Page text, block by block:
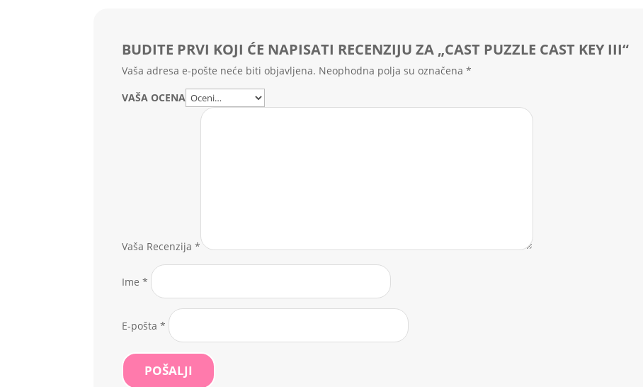
BUDITE PRVI KOJI ĆE NAPISATI RECENZIJU ZA „CAST PUZZLE CAST KEY III“
Vaša adresa e-pošte neće biti objavljena. Neophodna polja su označena *
VAŠA OCENA
Vaša Recenzija *
Ime *
E-pošta *
POŠALJI